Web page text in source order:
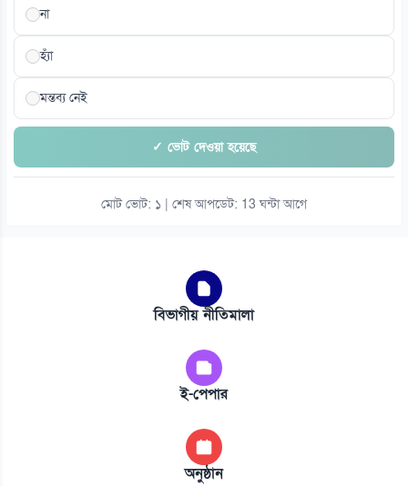
না
হ্যাঁ
মন্তব্য নেই
✓ ভোট দেওয়া হয়েছে
মোট ভোট: ১ | শেষ আপডেট: 13 ঘন্টা আগে
বিভাগীয় নীতিমালা
ই-পেপার
অনুষ্ঠান